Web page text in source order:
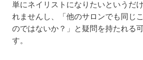
単にネイリストになりたいというだ
れませんし、「他のサロンでも同じ
のではないか？」と疑問を持たれる
す。